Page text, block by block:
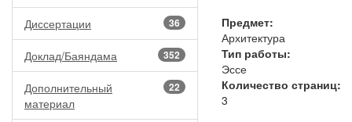
36
Диссертации
352
Доклад/Баяндама
22
Дополнительный
материал
Предмет:
Архитектура
Тип работы:
Эссе
Количество страниц:
3